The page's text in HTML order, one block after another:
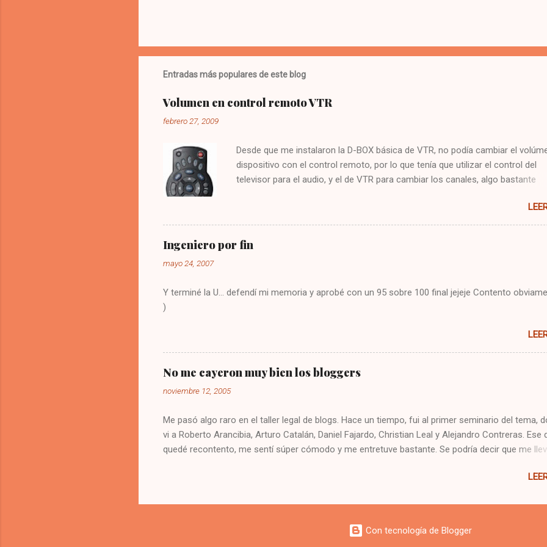
Entradas más populares de este blog
Volumen en control remoto VTR
febrero 27, 2009
Desde que me instalaron la D-BOX básica de VTR, no podía cambiar el
dispositivo con el control remoto, por lo que tenía que utilizar el control del
televisor para el audio, y el de VTR para cambiar los canales, algo bastante
vez la tecla CBL Presionar sin soltar la tecla SETUP hasta que la CBL
Digitar 993 Presionar y mantener la tecla de volúmen Dejo constancia de la
solución por si alguien más tiene el mismo problema, y también para que no
olvide como arreglarlo jejeje. Saludos!
Ingeniero por fin
mayo 24, 2007
Y terminé la U... defendí mi memoria y aprobé con un 95 sobre 100 final jejeje Contento
)
No me cayeron muy bien los bloggers
noviembre 12, 2005
Me pasó algo raro en el taller legal de blogs. Hace un tiempo, fui al primer seminario del tema,
vi a Roberto Arancibia, Arturo Catalán, Daniel Fajardo, Christian Leal y Alejandro Contreras. Ese
quedé recontento, me sentí súper cómodo y me entretuve bastante. Se podría decir que me
de los cuales no cambié mi apreciación, incluso la confirmé, pero me cayeron pésimo parte de
pesados? espero que no. Mi molestia se produjo cuando empezaron a criticar que no se
el micrófono. Por favor, es idea mía o ¿nunca en su vida habían ido a una charla? Eché de
mínimo "Christian, disculpa pero no escuchamos bien, ¿puedes intentarlo de nuevo por favor?"
Con tecnología de Blogger